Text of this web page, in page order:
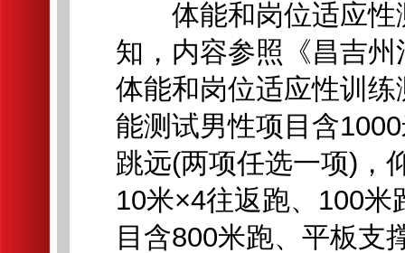
体能和岗位适应性
知，内容参照《昌吉
体能和岗位适应性训
能测试男性项目含
跳远(两项任选一项)，
10米×4往返跑、100
目含800米跑、平板支